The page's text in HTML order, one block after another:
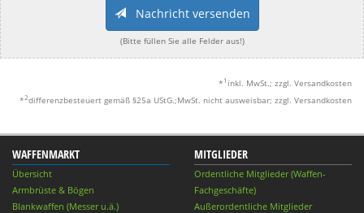
Nachricht versenden
(Bitte füllen Sie alle Felder aus!)
* 1 inkl. MwSt.; zzgl. Versandkosten
*2differenzbesteuert gemäß §25a UStG.;MwSt. nicht ausweisbar; zzgl. Versandkosten
WAFFENMARKT
Übersicht
Armbrüste & Bögen
Blankwaffen (Messer u.ä.)
MITGLIEDER
Ordentliche Mitglieder (Waffen-
Fachgeschäfte)
Außerordentliche Mitglieder